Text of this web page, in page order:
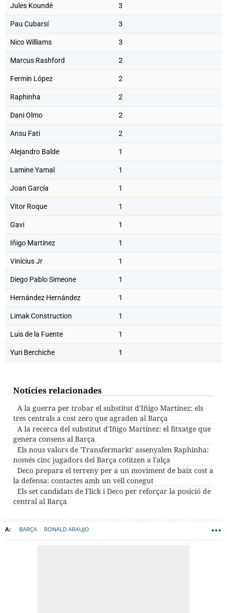
Jules Koundé 3
Pau Cubarsí 3
Nico Williams 3
Marcus Rashford 2
Fermín López 2
Raphinha 2
Dani Olmo 2
Ansu Fati 2
Alejandro Balde 1
Lamine Yamal 1
Joan García 1
Vitor Roque 1
Gavi 1
Iñigo Martínez 1
Vinicius Jr 1
Diego Pablo Simeone 1
Hernández Hernández 1
Limak Construction 1
Luis de la Fuente 1
Yuri Berchiche 1
Notícies relacionades
A la guerra per trobar el substitut d'Iñigo Martínez: els
tres centrals a cost zero que agraden al Barça
A la recerca del substitut d'Iñigo Martínez: el fitxatge que
genera consens al Barça
Els nous valors de 'Transfermarkt' assenyalen Raphinha:
només cinc jugadors del Barça cotitzen a l'alça
Deco prepara el terreny per a un moviment de baix cost a
la defensa: contactes amb un vell conegut
Els set candidats de Flick i Deco per reforçar la posició de
central al Barça
BARÇA RONALD ARAUJO